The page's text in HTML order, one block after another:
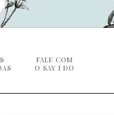
FALE COM
O SAY I DO